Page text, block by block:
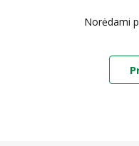
Norėdami